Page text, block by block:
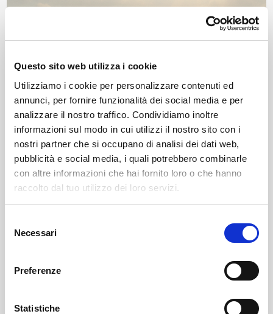
Questo sito web utilizza i cookie
Utilizziamo i cookie per personalizzare contenuti ed
annunci, per fornire funzionalità dei social media e per
analizzare il nostro traffico. Condividiamo inoltre
informazioni sul modo in cui utilizzi il nostro sito con i
nostri partner che si occupano di analisi dei dati web,
pubblicità e social media, i quali potrebbero combinarle
con altre informazioni che hai fornito loro o che hanno
raccolto dal tuo utilizzo dei loro servizi.
delNecessari
Preferenze
Statistiche
Leggi il necrologio qui:
bova/
Sondrio Necrologi